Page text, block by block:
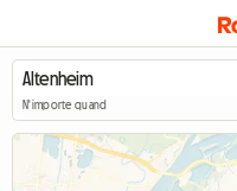
N'importe quand